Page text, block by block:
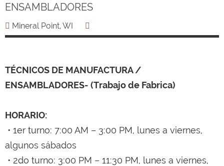
ENSAMBLADORES
Mineral Point, WI
TÉCNICOS DE MANUFACTURA /
ENSAMBLADORES- (Trabajo de Fabrica)
HORARIO:
• 1er turno: 7:00 AM – 3:00 PM, lunes a viernes,
algunos sábados
• 2do turno: 3:00 PM – 11:30 PM, lunes a viernes,